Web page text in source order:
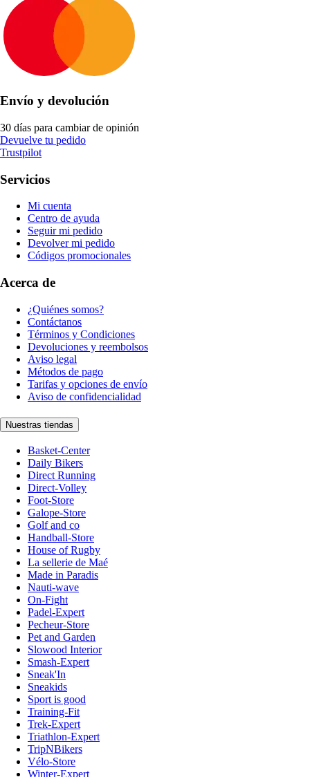
Envío y devolución
30 días para cambiar de opinión
Devuelve tu pedido
Trustpilot
Servicios
Mi cuenta
Centro de ayuda
Seguir mi pedido
Devolver mi pedido
Códigos promocionales
Acerca de
¿Quiénes somos?
Contáctanos
Términos y Condiciones
Devoluciones y reembolsos
Aviso legal
Métodos de pago
Tarifas y opciones de envío
Aviso de confidencialidad
Nuestras tiendas
Basket-Center
Daily Bikers
Direct Running
Direct-Volley
Foot-Store
Galope-Store
Golf and co
Handball-Store
House of Rugby
La sellerie de Maé
Made in Paradis
Nauti-wave
On-Fight
Padel-Expert
Pecheur-Store
Pet and Garden
Slowood Interior
Smash-Expert
Sneak'In
Sneakids
Sport is good
Training-Fit
Trek-Expert
Triathlon-Expert
TripNBikers
Vélo-Store
Winter-Expert